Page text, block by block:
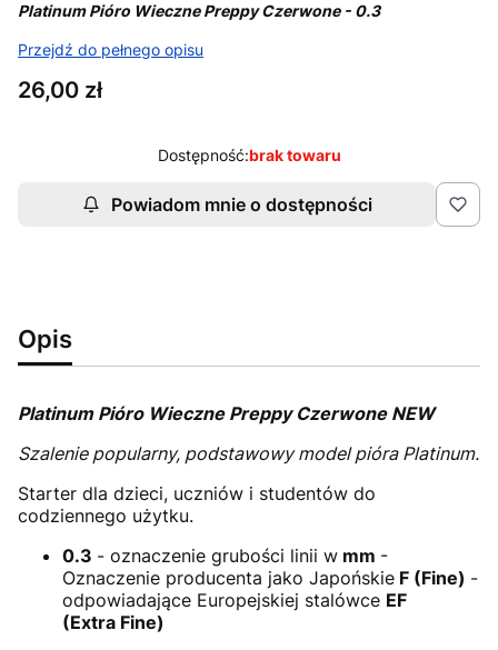
Platinum Pióro Wieczne Preppy Czerwone - 0.3
Przejdź do pełnego opisu
Cena
26,00 zł
Dostępność:brak towaru
Powiadom mnie o dostępności
Opis
Platinum Pióro Wieczne Preppy Czerwone NEW
Szalenie popularny, podstawowy model pióra Platinum.
Starter dla dzieci, uczniów i studentów do
codziennego użytku.
0.3 - oznaczenie grubości linii w mm -
Oznaczenie producenta jako Japońskie F (Fine) -
odpowiadające Europejskiej stalówce EF
(Extra Fine)